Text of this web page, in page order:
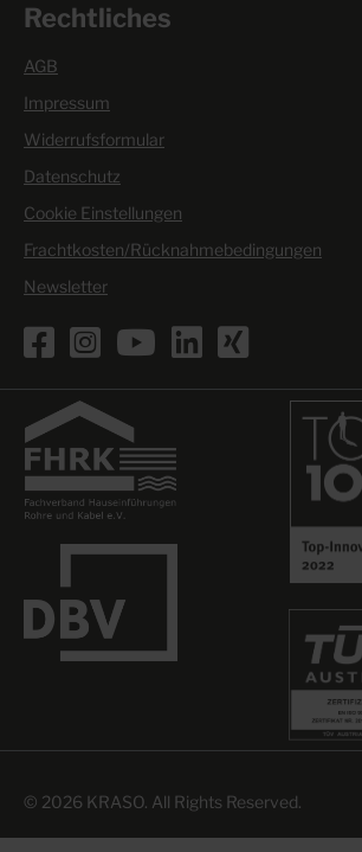
Rechtliches
AGB
Impressum
Widerrufsformular
Datenschutz
Cookie Einstellungen
Frachtkosten/Rücknahmebedingungen
Newsletter
© 2026 KRASO. All Rights Reserved.